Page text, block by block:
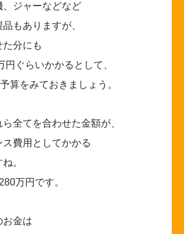
、ジャーなどなど
もありますが、
た分にも
円ぐらいかかるとして、
算をみておきましょう。
全てを合わせた金額が、
費用としてかかる
。
万円です。
お金は